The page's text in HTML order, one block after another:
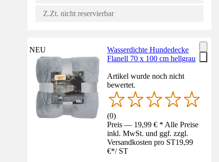
Z.Zt. nicht reservierbar
NEU
Wasserdichte Hundedecke
Flanell 70 x 100 cm hellgrau
Artikel wurde noch nicht
bewertet.
(0)
Preis — 19,99 € * Alle Preise
inkl. MwSt. und ggf. zzgl.
Versandkosten pro ST19,99
€*/ ST